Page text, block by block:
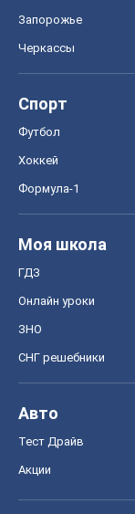
Запорожье
Черкассы
Спорт
Футбол
Хоккей
Формула-1
Моя школа
ГДЗ
Онлайн уроки
ЗНО
СНГ решебники
Авто
Тест Драйв
Акции